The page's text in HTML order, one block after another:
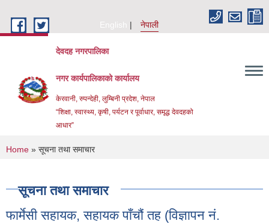
English
नेपाली
देवदह नगरपालिका
नगर कार्यपालिकाको कार्यालय
केरवानी, रुपन्देही, लुम्बिनी प्रदेश, नेपाल
“शिक्षा, स्वास्थ्य, कृषी, पर्यटन र पूर्वाधार, समृद्ध देवदहको
आधार”
You are here
Home » सूचना तथा समाचार
सूचना तथा समाचार
फार्मेसी सहायक, सहायक पाँचौं तह (विज्ञापन नं.